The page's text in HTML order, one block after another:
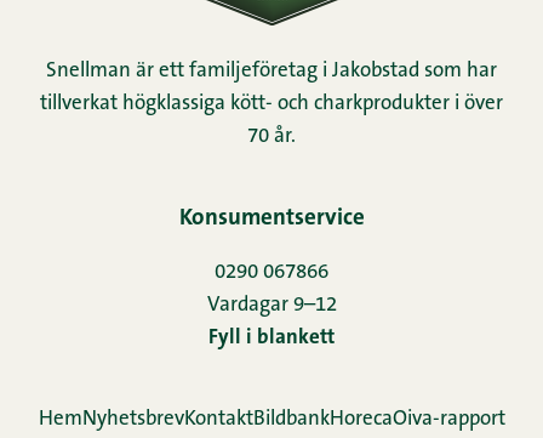
Snellman är ett familjeföretag i Jakobstad som har
tillverkat högklassiga kött- och charkprodukter i över
70 år.
Konsumentservice
0290 067866
Vardagar 9–12
Fyll i blankett
HemNyhetsbrevKontaktBildbankHorecaOiva-rapport